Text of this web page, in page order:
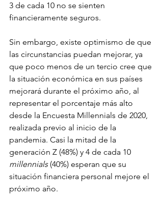
3 de cada 10 no se sienten
financieramente seguros.
Sin embargo, existe optimismo de que
las circunstancias puedan mejorar, ya
que poco menos de un tercio cree que
la situación económica en sus países
mejorará durante el próximo año, al
representar el porcentaje más alto
desde la Encuesta Millennials de 2020,
realizada previo al inicio de la
pandemia. Casi la mitad de la
generación Z (48%) y 4 de cada 10
millennials (40%) esperan que su
situación financiera personal mejore el
próximo año.